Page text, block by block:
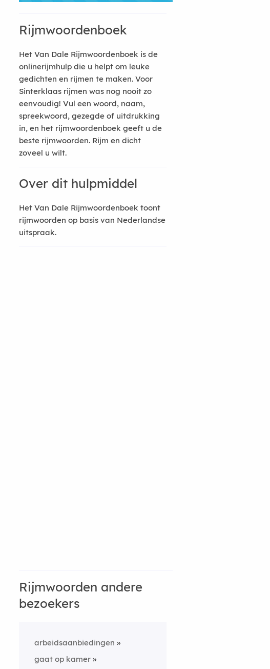
Rijmwoordenboek
Het Van Dale Rijmwoordenboek is de
onlinerijmhulp die u helpt om leuke
gedichten en rijmen te maken. Voor
Sinterklaas rijmen was nog nooit zo
eenvoudig! Vul een woord, naam,
spreekwoord, gezegde of uitdrukking
in, en het rijmwoordenboek geeft u de
beste rijmwoorden. Rijm en dicht
zoveel u wilt.
Over dit hulpmiddel
Het Van Dale Rijmwoordenboek toont
rijmwoorden op basis van Nederlandse
uitspraak.
Rijmwoorden andere
bezoekers
arbeidsaanbiedingen
gaat op kamer